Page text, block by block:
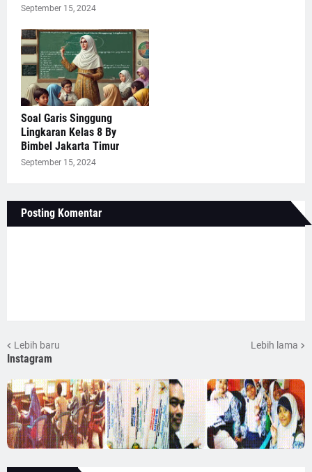
September 15, 2024
Soal Garis Singgung
Lingkaran Kelas 8 By
Bimbel Jakarta Timur
September 15, 2024
Posting Komentar
Lebih baru Lebih lama
Instagram